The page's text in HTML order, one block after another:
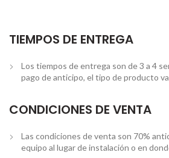
TIEMPOS DE ENTREGA
Los tiempos de entrega son de 3 a 4
pago de anticipo, el tipo de producto
CONDICIONES DE VENTA
Las condiciones de venta son 70%
equipo al lugar de instalación o en